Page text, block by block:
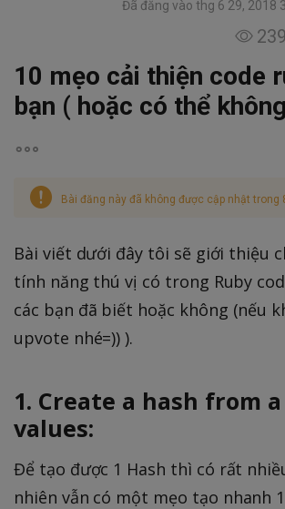
Đã đăng vào thg 6 29, 2018
239
10 mẹo cải thiện code
bạn ( hoặc có thể
Bài đăng này đã không được cập nhật trong
Bài viết dưới đây tôi sẽ giới thiệu
tính năng thú vị có trong Ruby
các bạn đã biết hoặc không (nếu
upvote nhé=)) ).
1. Create a hash from
values:
Để tạo được 1 Hash thì có rất
nhiên vẫn có một mẹo tạo nhanh